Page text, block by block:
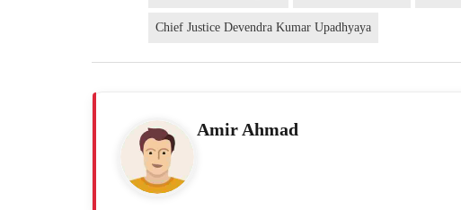
Chief Justice Devendra Kumar Upadhyaya
Amir Ahmad